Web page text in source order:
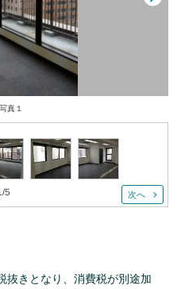
真１
/5 次へ
きとなり、消費税が別途加